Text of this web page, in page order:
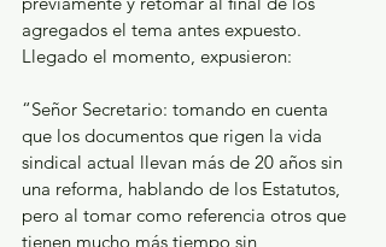
agregados el tema antes expuesto.
Llegado el momento, expusieron:
“Señor Secretario: tomando en cuenta
que los documentos que rigen la vida
sindical actual llevan más de 20 años sin
una reforma, hablando de los Estatutos,
pero al tomar como referencia otros que
tienen mucho más tiempo sin